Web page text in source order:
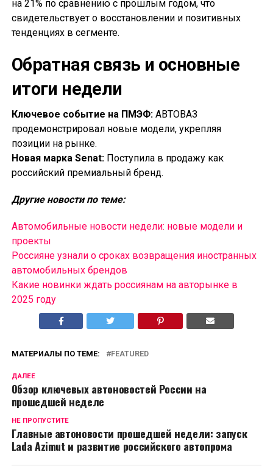
на 21% по сравнению с прошлым годом, что
свидетельствует о восстановлении и позитивных
тенденциях в сегменте.
Обратная связь и основные
итоги недели
Ключевое событие на ПМЭФ:АВТОВАЗ
продемонстрировал новые модели, укрепляя
позиции на рынке.
Новая марка Senat:Поступила в продажу как
российский премиальный бренд.
Другие новости по теме:
Автомобильные новости недели: новые модели и
проекты
Россияне узнали о сроках возвращения иностранных
автомобильных брендов
Какие новинки ждать россиянам на авторынке в
2025 году
МАТЕРИАЛЫ ПО ТЕМЕ: FEATURED
ДАЛЕЕ
Обзор ключевых автоновостей России на
прошедшей неделе
НЕ ПРОПУСТИТЕ
Главные автоновости прошедшей недели: запуск
Lada Azimut и развитие российского автопрома